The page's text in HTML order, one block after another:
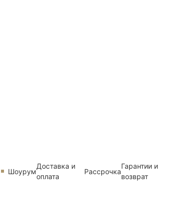
Шоурум
Доставка и
оплата
Рассрочка
Гарантии и
возврат